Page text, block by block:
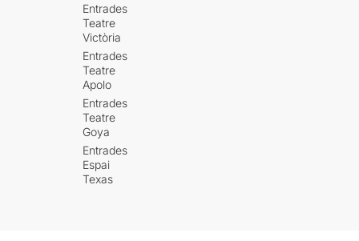
Entrades
Teatre
Victòria
Entrades
Teatre
Apolo
Entrades
Teatre
Goya
Entrades
Espai
Texas